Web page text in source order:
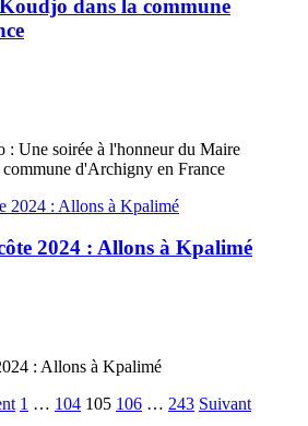
dans la commune
: Une soirée à l'honneur du Maire
d'Archigny en France
2024 : Allons à Kpalimé
: Allons à Kpalimé
1 … 104 105 106 … 243 Suivant